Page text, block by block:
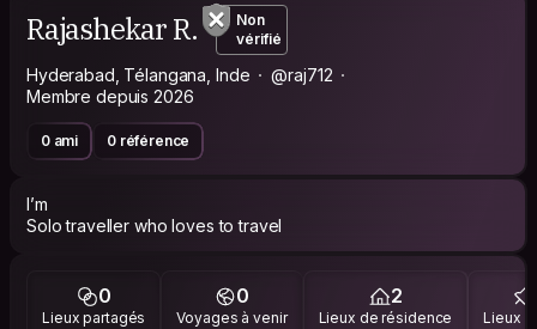
Rajashekar R.
Non
vérifié
Hyderabad, Télangana, Inde
@raj712
Membre depuis 2026
0 ami 0 référence
I’m
Solo traveller who loves to travel
0
Lieux partagés
0
Voyages à venir
2
Lieux de résidence Lieux